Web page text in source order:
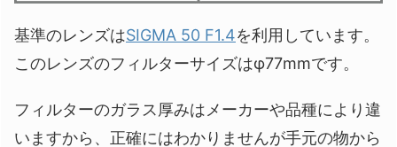
基準のレンズはSIGMA 50 F1.4を利用しています。
このレンズのフィルターサイズはφ77mmです。
フィルターのガラス厚みはメーカーや品種により違
いますから、正確にはわかりませんが手元の物から